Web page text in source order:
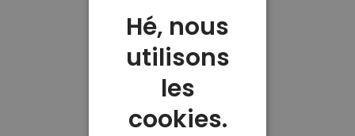
Hé, nous
utilisons
les
cookies.